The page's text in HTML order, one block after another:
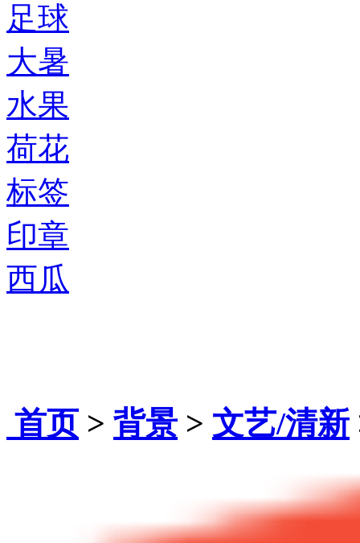
足球
大暑
水果
荷花
标签
印章
西瓜
首页> 背景 > 文艺/清新